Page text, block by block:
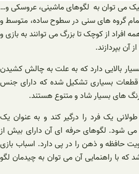
می توان به لگوهای ماشینی، عروسکی و…
تمام گروه های سنی در سطوح ساده، متوسط و
افراد از کوچک تا بزرگ می توانند به بازی و
آن بپردازند.
بالایی دارد که به علت به چالش کشیدن
بسیاری تشکیل شده که دارای جنس
های بسیار شاد و متنوع هستند.
یک فرد را درگیر کند و به عنوان یک
می شود. لگو‌های حرفه‌ ای آن دارای بیش از
حافظه و ذهن را در پی دارد. اسباب بازی
که با راهنمایی آن می ‌توان به چیدمان لگو